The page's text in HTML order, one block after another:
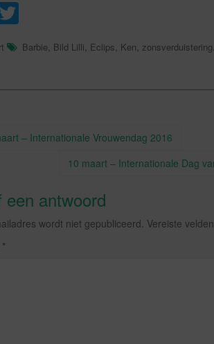
F
tt
Barbie, Bild Lilli, Eclips, Ken, zonsverduistering.
– Internationale Vrouwendag 2016
10 maart – Internationale Dag
een antwoord
wordt niet gepubliceerd. Vereiste
*